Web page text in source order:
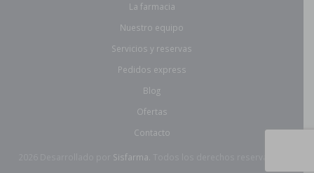
La farmacia
Nuestro equipo
Servicios y reservas
Pedidos express
Blog
Ofertas
Contacto
Sisfarma.